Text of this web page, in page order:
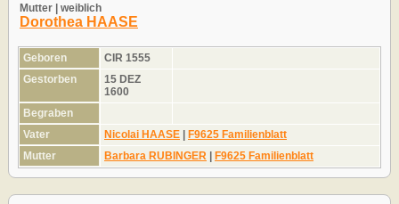
Mutter | weiblich
Dorothea HAASE
Geboren
CIR 1555
Gestorben
15 DEZ
1600
Begraben
Vater
Nicolai HAASE | F9625 Familienblatt
Mutter
Barbara RUBINGER | F9625 Familienblatt